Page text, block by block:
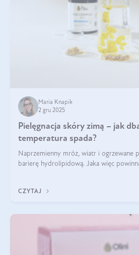
Maria Knapik
2 gru 2025
Pielęgnacja skóry zimą – jak
temperatura spada?
Naprzemienny mróz, wiatr i ogrzewane
barierę hydrolipidową. Jaka więc
CZYTAJ